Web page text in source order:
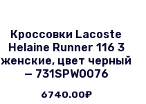
Кроссовки Lacoste
Helaine Runner 116 3
женские, цвет черный
— 731SPW0076
6740.00₽